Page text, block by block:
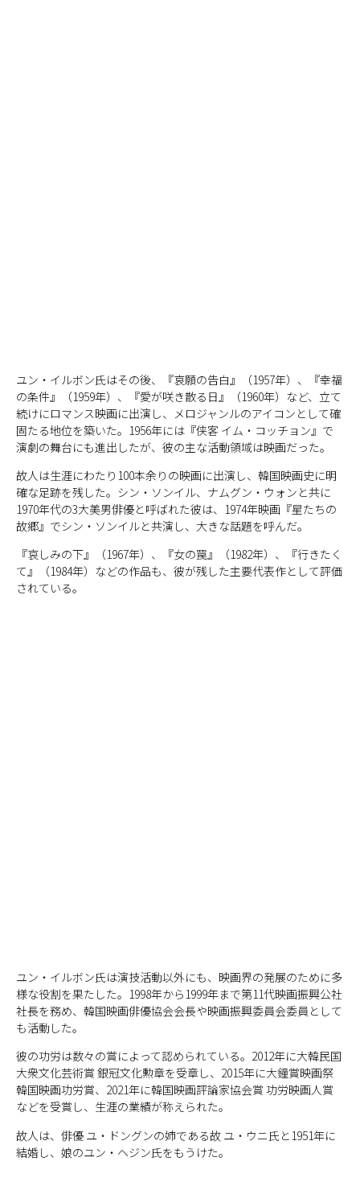
ユン・イルボン氏はその後、『哀願の告白』（1957年）、『幸福
の条件』（1959年）、『愛が咲き散る日』（1960年）など、立て
続けにロマンス映画に出演し、メロジャンルのアイコンとして確
固たる地位を築いた。1956年には『侠客 イム・コッチョン』で
演劇の舞台にも進出したが、彼の主な活動領域は映画だった。
故人は生涯にわたり100本余りの映画に出演し、韓国映画史に明
確な足跡を残した。シン・ソンイル、ナムグン・ウォンと共に
1970年代の3大美男俳優と呼ばれた彼は、1974年映画『星たちの
故郷』でシン・ソンイルと共演し、大きな話題を呼んだ。
『哀しみの下』（1967年）、『女の罠』（1982年）、『行きたく
て』（1984年）などの作品も、彼が残した主要代表作として評価
されている。
ユン・イルボン氏は演技活動以外にも、映画界の発展のために多
様な役割を果たした。1998年から1999年まで第11代映画振興公社
社長を務め、韓国映画俳優協会会長や映画振興委員会委員として
も活動した。
彼の功労は数々の賞によって認められている。2012年に大韓民国
大衆文化芸術賞 銀冠文化勲章を受章し、2015年に大鐘賞映画祭
韓国映画功労賞、2021年に韓国映画評論家協会賞 功労映画人賞
などを受賞し、生涯の業績が称えられた。
故人は、俳優 ユ・ドングンの姉である故 ユ・ウニ氏と1951年に
結婚し、娘のユン・ヘジン氏をもうけた。